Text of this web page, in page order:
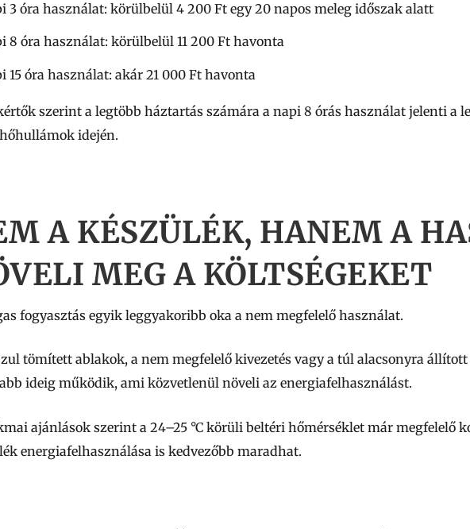
3 óra használat: körülbelül 4 200 Ft egy 20 napos meleg időszak alatt
8 óra használat: körülbelül 11 200 Ft havonta
15 óra használat: akár 21 000 Ft havonta
szerint a legtöbb háztartás számára a napi 8 órás használat jelenti a
idején.
A KÉSZÜLÉK, HANEM A
MEG A KÖLTSÉGEKET
fogyasztás egyik leggyakoribb oka a nem megfelelő használat.
tömített ablakok, a nem megfelelő kivezetés vagy a túl alacsonyra
ideig működik, ami közvetlenül növeli az energiafelhasználást.
ajánlások szerint a 24–25 °C körüli beltéri hőmérséklet már megfelelő
energiafelhasználása is kedvezőbb maradhat.